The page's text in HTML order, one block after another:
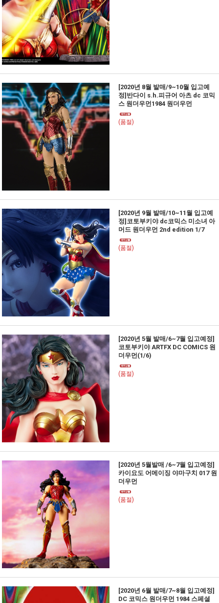
[2020년 8월 발매/9~10월 입고예
정]반다이 s.h.피규어 아츠 dc 코믹
스 원더우먼1984 원더우먼
(품절)
[2020년 9월 발매/10~11월 입고예
정]코토부키야 dc코믹스 미소녀 아
머드 원더우먼 2nd edition 1/7
(품절)
[2020년 5월 발매/6~7월 입고예정]
코토부키야 ARTFX DC COMICS 원
더우먼(1/6)
(품절)
[2020년 5월발매 /6~7월 입고예정]
카이요도 어메이징 야마구치 017 원
더우먼
(품절)
[2020년 6월 발매/7~8월 입고예정]
DC 코믹스 원더우먼 1984 스페셜